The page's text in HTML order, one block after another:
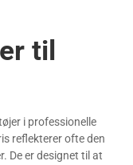
til
i professionelle
reflekterer ofte den
De er designet til at